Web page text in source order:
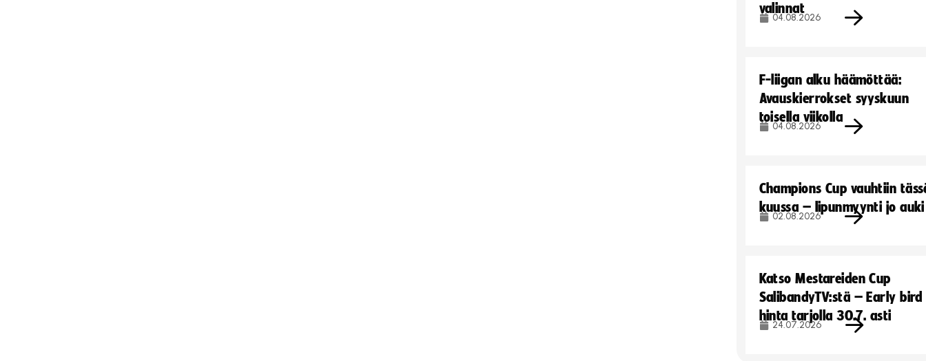
valinnat
04.08.2026
F-liigan alku häämöttää:
Avauskierrokset syyskuun
toisella viikolla
04.08.2026
Champions Cup vauhtiin
kuussa – lipunmyynti jo auki
02.08.2026
Katso Mestareiden Cup
SalibandyTV:stä – Early
hinta tarjolla 30.7. asti
24.07.2026